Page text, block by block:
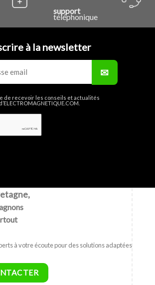
support
téléphonique
à la newsletter
de recevoir les conseils et actualités
d’ELECTROMAGNETIQUE.COM.
à votre écoute pour des solutions adaptées